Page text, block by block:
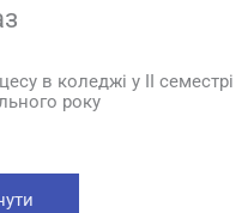
в коледжі у ІІ семестрі
року